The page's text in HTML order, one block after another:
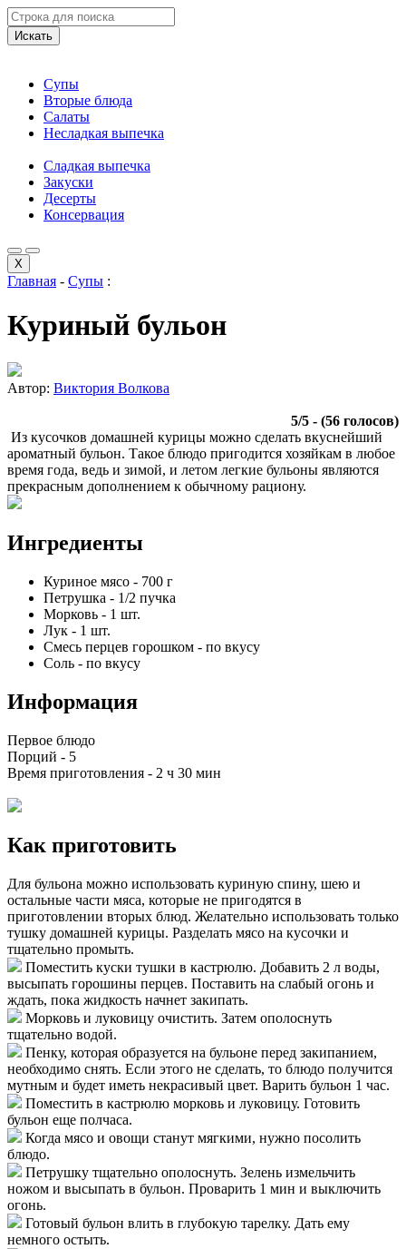
Искать
Супы
Вторые блюда
Салаты
Несладкая выпечка
Сладкая выпечка
Закуски
Десерты
Консервация
X
Главная - Супы :
Куриный бульон
Автор: Виктория Волкова
5/5 - (56 голосов)
Из кусочков домашней курицы можно сделать вкуснейший
ароматный бульон. Такое блюдо пригодится хозяйкам в любое
время года, ведь и зимой, и летом легкие бульоны являются
прекрасным дополнением к обычному рациону.
Ингредиенты
Куриное мясо - 700 г
Петрушка - 1/2 пучка
Морковь - 1 шт.
Лук - 1 шт.
Смесь перцев горошком - по вкусу
Соль - по вкусу
Информация
Первое блюдо
Порций - 5
Время приготовления - 2 ч 30 мин
Как приготовить
Для бульона можно использовать куриную спину, шею и
остальные части мяса, которые не пригодятся в
приготовлении вторых блюд. Желательно использовать только
тушку домашней курицы. Разделать мясо на кусочки и
тщательно промыть.
Поместить куски тушки в кастрюлю. Добавить 2 л воды,
высыпать горошины перцев. Поставить на слабый огонь и
ждать, пока жидкость начнет закипать.
Морковь и луковицу очистить. Затем ополоснуть
тщательно водой.
Пенку, которая образуется на бульоне перед закипанием,
необходимо снять. Если этого не сделать, то блюдо получится
мутным и будет иметь некрасивый цвет. Варить бульон 1 час.
Поместить в кастрюлю морковь и луковицу. Готовить
бульон еще полчаса.
Когда мясо и овощи станут мягкими, нужно посолить
блюдо.
Петрушку тщательно ополоснуть. Зелень измельчить
ножом и высыпать в бульон. Проварить 1 мин и выключить
огонь.
Готовый бульон влить в глубокую тарелку. Дать ему
немного остыть.